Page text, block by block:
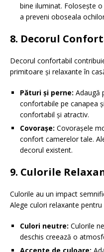
bine iluminat. Folosește
a preveni oboseala
8. Decorul
Decorul confortabil
primitoare și relaxante în
Pături și perne: Adaugă
confortabile pe canapea
confortabil și atractiv.
Covorașe: Covorașele
confort camerelor tale.
decorul existent.
9. Culorile
Culorile au un impact
Alege culori relaxante
Culori neutre: Culorile
deschis creează o